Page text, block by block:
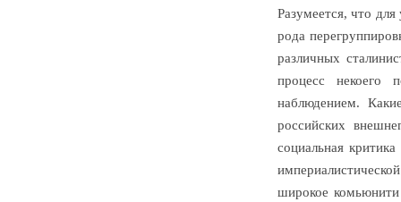
Разумеется, что
рода
различных
процесс некоего
наблюдением.
российских
социальная
широкое